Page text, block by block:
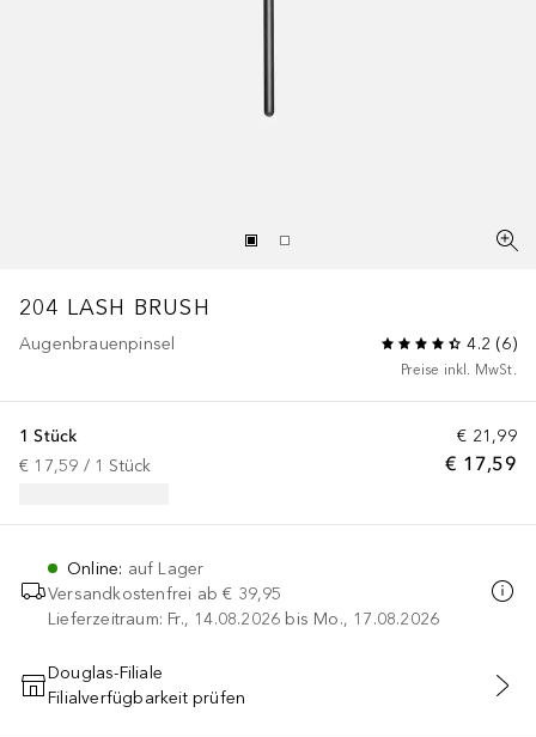
204 LASH BRUSH
Augenbrauenpinsel 4.2 (6)
Preise inkl. MwSt.
€ 21,99
€ 17,59
1 Stück
€ 17,59 / 1 Stück
Online: auf Lager
Versandkostenfrei ab € 39,95
Lieferzeitraum: Fr., 14.08.2026 bis Mo., 17.08.2026
IN DEN WARENKORB
Douglas-Filiale
Filialverfügbarkeit prüfen